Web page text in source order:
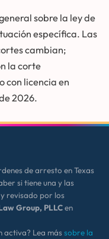
sobre la ley de
específica. Las
cambian;
la corte
con licencia en
2026.
de arresto en Texas
si tiene una y las
revisado por los
Group, PLLCen
activa? Lea mássobre la